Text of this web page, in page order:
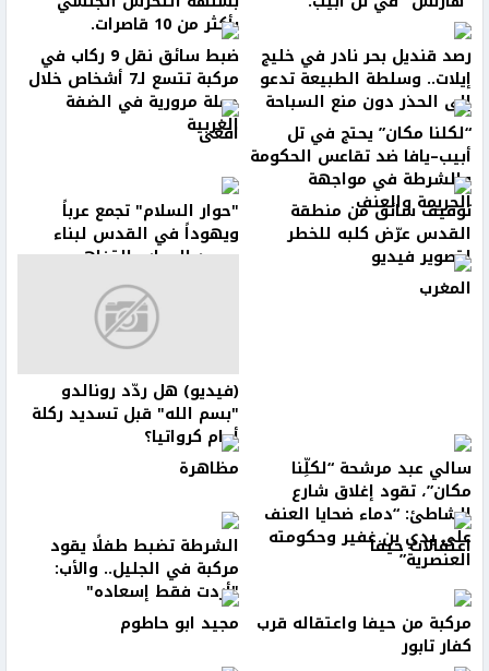
بأكثر من 10 قاصرات.
رصد قنديل بحر نادر في خليج
إيلات.. وسلطة الطبيعة تدعو
إلى الحذر دون منع السباحة
ضبط سائق نقل 9 ركاب في
مركبة تتسع لـ7 أشخاص خلال
حملة مرورية في الضفة
الغربية “لكلنا مكان” يحتج في تل
أبيب–يافا ضد تقاعس الحكومة
والشرطة في مواجهة
الجريمة والعنف
افعى
توقيف سائق من منطقة
القدس عرّض كلبه للخطر
لتصوير فيديو
"حوار السلام" تجمع عرباً
ويهوداً في القدس لبناء
جسور الحوار والتفاهم
المغرب
(فيديو) هل ردّد رونالدو
"بسم الله" قبل تسديد ركلة
أمام كرواتيا؟
سالي عبد مرشحة “لكلِّنا
مكان”، تقود إغلاق شارع
الشاطئ: “دماء ضحايا العنف
على يدي بن غفير وحكومته
العنصرية”
مظاهرة
اعتقالات حيفا الشرطة تضبط طفلًا يقود
مركبة في الجليل.. والأب:
"أردت فقط إسعاده"
مركبة من حيفا واعتقاله قرب
كفار تابور
مجيد ابو حاطوم